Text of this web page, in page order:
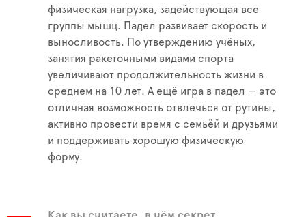
физическая нагрузка, задействующая все
группы мышц. Падел развивает скорость и
выносливость. По утверждению учёных,
занятия ракеточными видами спорта
увеличивают продолжительность жизни в
среднем на 10 лет. А ещё игра в падел — это
отличная возможность отвлечься от рутины,
активно провести время с семьёй и друзьями
и поддерживать хорошую физическую
форму.